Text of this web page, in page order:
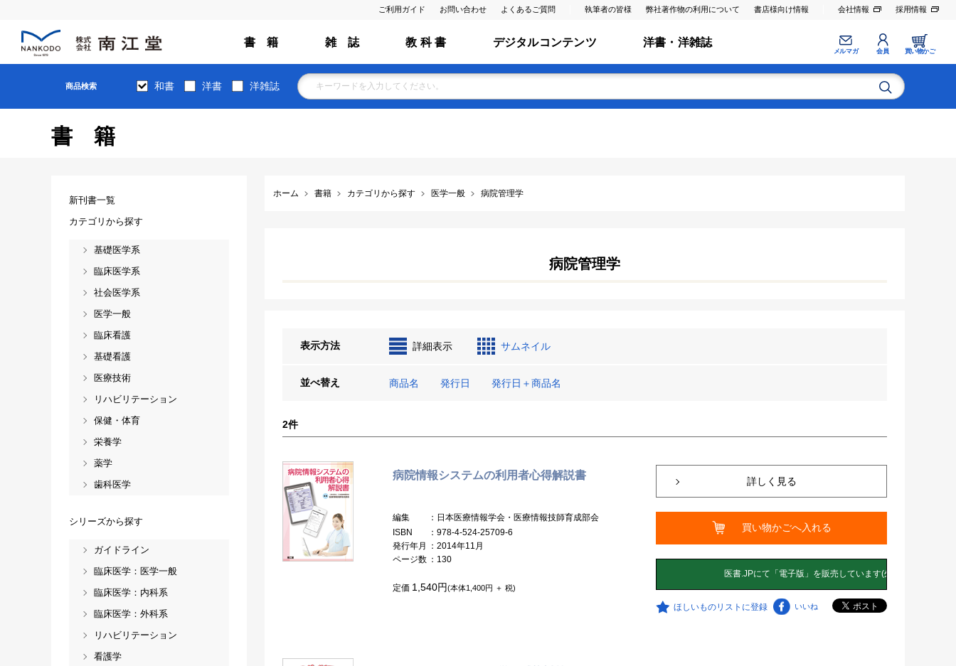
ご利用ガイド お問い合わせ よくあるご質問 執筆者の皆様 弊社著作物の利用について 書店様向け情報 会社情報 採用情報
書 籍 雑 誌 教 科 書 デジタルコンテンツ 洋書・洋雑誌
メルマガ 会員 買い物かご
商品検索 和書 洋書 洋雑誌
書籍
ホーム 書籍 カテゴリから探す 医学一般 病院管理学
病院管理学
表示方法 詳細表示 サムネイル
並べ替え 商品名 発行日 発行日＋商品名
2件
病院情報システムの利用者心得解説書
編集
：日本医療情報学会・医療情報技師育成部会
ISBN
：978-4-524-25709-6
発行年月
：2014年11月
ページ数 ：130
定価 1,540円(本体1,400円 ＋ 税)
詳しく見る
買い物かごへ入れる
ほしいものリストに登録 いいね
新刊書一覧
カテゴリから探す
基礎医学系
臨床医学系
社会医学系
医学一般
臨床看護
基礎看護
医療技術
リハビリテーション
保健・体育
栄養学
薬学
歯科医学
シリーズから探す
ガイドライン
臨床医学：医学一般
臨床医学：内科系
臨床医学：外科系
リハビリテーション
看護学